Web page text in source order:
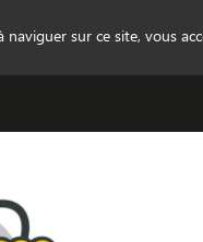
naviguer sur ce site, vous